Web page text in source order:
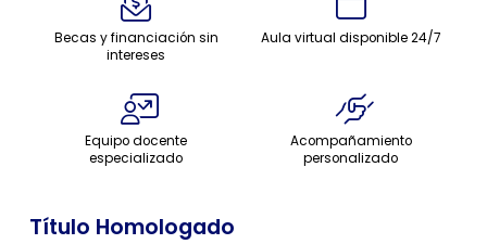
Becas y financiación sin
intereses
Aula virtual disponible 24/7
Equipo docente
especializado
Acompañamiento
personalizado
Título Homologado